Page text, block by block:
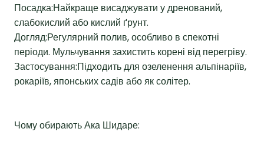
Посадка:Найкраще висаджувати у дренований,
слабокислий або кислий ґрунт.
Догляд:Регулярний полив, особливо в спекотні
періоди. Мульчування захистить корені від перегріву.
Застосування:Підходить для озеленення альпінаріїв,
рокаріїв, японських садів або як солітер.
Чому обирають Ака Шидаре: